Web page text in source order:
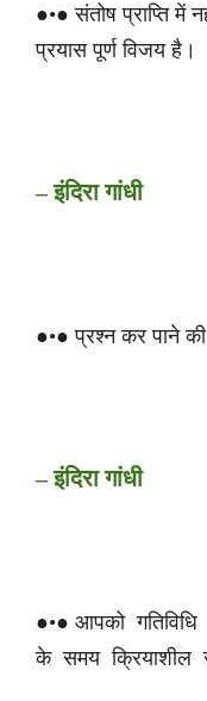
●•● संतोष प्राप्ति में
प्रयास पूर्ण विजय है।
– इंदिरा गांधी
●•● प्रश्न कर पाने की
– इंदिरा गांधी
●•● आपको
के समय क्रियाशील